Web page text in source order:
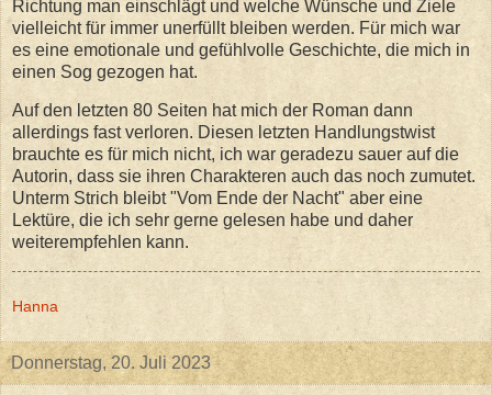
Richtung man einschlägt und welche Wünsche und Ziele
vielleicht für immer unerfüllt bleiben werden. Für mich war
es eine emotionale und gefühlvolle Geschichte, die mich in
einen Sog gezogen hat.
Auf den letzten 80 Seiten hat mich der Roman dann
allerdings fast verloren. Diesen letzten Handlungstwist
brauchte es für mich nicht, ich war geradezu sauer auf die
Autorin, dass sie ihren Charakteren auch das noch zumutet.
Unterm Strich bleibt "Vom Ende der Nacht" aber eine
Lektüre, die ich sehr gerne gelesen habe und daher
weiterempfehlen kann.
Hanna
Donnerstag, 20. Juli 2023